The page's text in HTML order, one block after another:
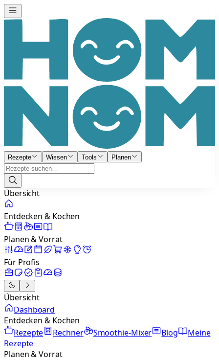
Rezepte Wissen Tools Planen
Übersicht
Entdecken & Kochen
Planen & Vorrat
Für Profis
Übersicht
Dashboard
Entdecken & Kochen
Rezepte
Rechner Smoothie-Mixer Blog
Meine
Rezepte
Planen & Vorrat